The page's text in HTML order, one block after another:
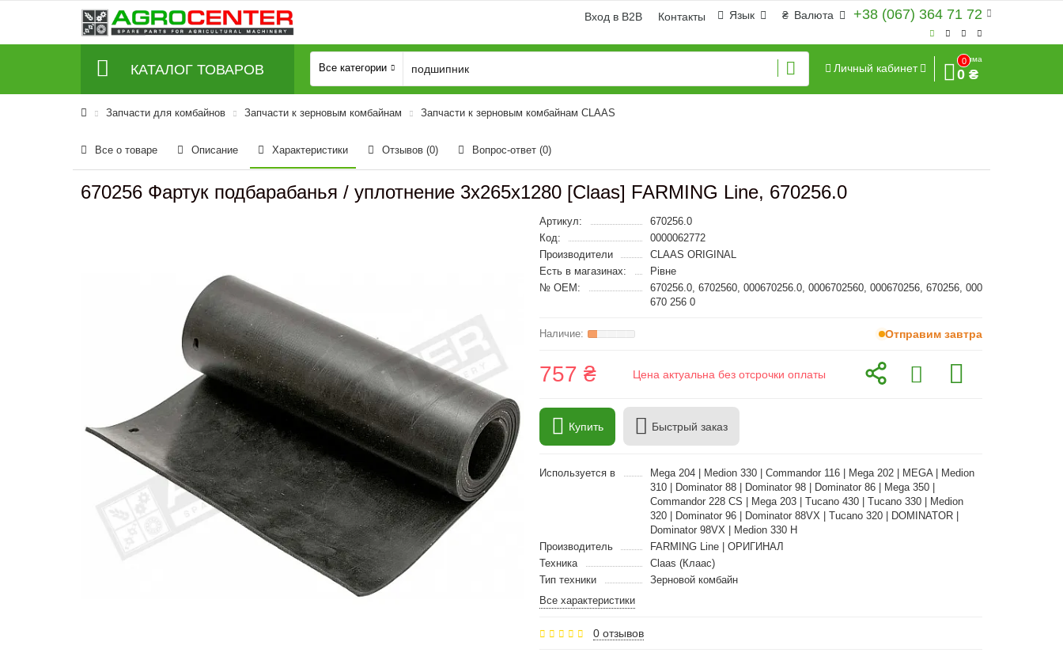
+38 (067) 364 71 72
₴ Валюта
Язык
Вход в B2B Контакты
КАТАЛОГ ТОВАРОВ Все категории Личный кабинет
0
Сумма
0 ₴
Запчасти для комбайнов Запчасти к зерновым комбайнам Запчасти к зерновым комбайнам CLAAS
Все о товаре Описание Характеристики Отзывов (0) Вопрос-ответ (0)
670256 Фартук подбарабанья / уплотнение 3x265x1280 [Claas] FARMING Line, 670256.0
Артикул:
670256.0
Код:
0000062772
Производители
CLAAS ORIGINAL
Есть в магазинах:
Рівне
№ OEM:
670256.0, 6702560, 000670256.0, 0006702560, 000670256, 670256, 000
670 256 0
Отправим завтра
757 ₴ Цена актуальна без отсрочки оплаты
Купить Быстрый заказ
Используется в
Mega 204 | Medion 330 | Commandor 116 | Mega 202 | MEGA | Medion
310 | Dominator 88 | Dominator 98 | Dominator 86 | Mega 350 |
Commandor 228 CS | Mega 203 | Tucano 430 | Tucano 330 | Medion
320 | Dominator 96 | Dominator 88VX | Tucano 320 | DOMINATOR |
Dominator 98VX | Medion 330 H
Производитель
FARMING Line | ОРИГИНАЛ
Техника
Claas (Клаас)
Тип техники
Зерновой комбайн
Все характеристики
0 отзывов